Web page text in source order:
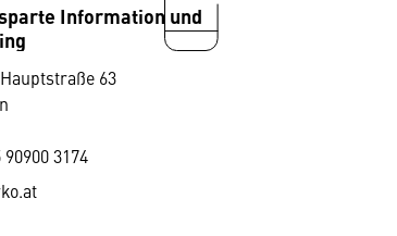
Information und
63
90900 3174